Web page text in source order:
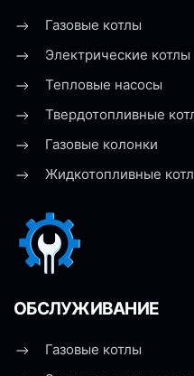
Газовые котлы
Электрические котлы
Тепловые насосы
Твердотопливные
Газовые колонки
Жидкотопливные
ОБСЛУЖИВАНИЕ
Газовые котлы